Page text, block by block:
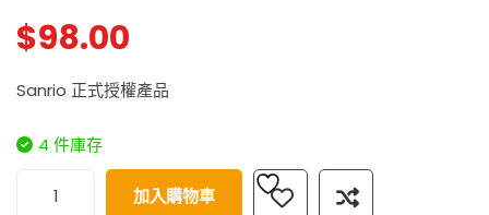
$98.00
Sanrio 正式授權產品
4 件庫存
加入購物車